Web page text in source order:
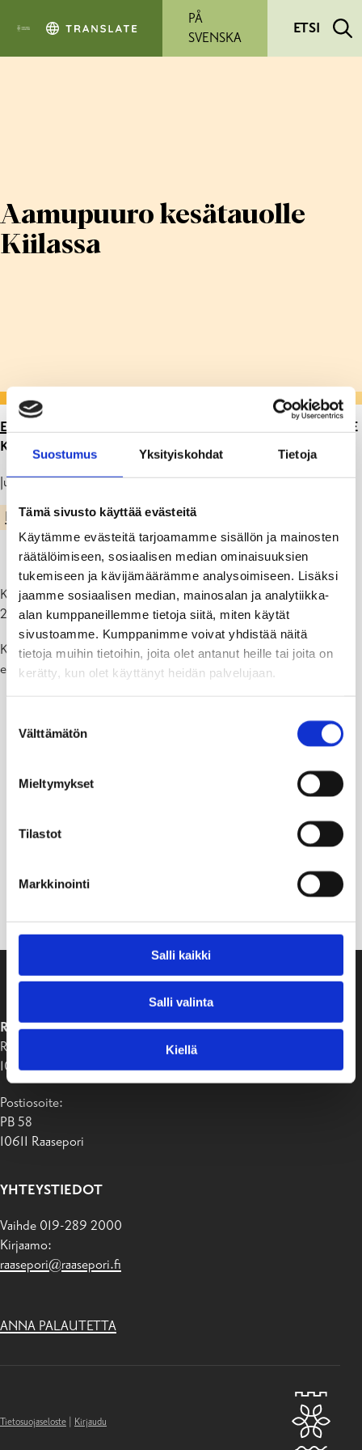
Suostumus Yksityiskohdat Tietoja
Tämä sivusto käyttää evästeitä
Käytämme evästeitä tarjoamamme sisällön ja mainosten
räätälöimiseen, sosiaalisen median ominaisuuksien
tukemiseen ja kävijämäärämme analysoimiseen. Lisäksi
jaamme sosiaalisen median, mainosalan ja analytiikka-
alan kumppaneillemme tietoja siitä, miten käytät
sivustoamme. Kumppanimme voivat yhdistää näitä
tietoja muihin tietoihin, joita olet antanut heille tai joita on
kerätty, kun olet käyttänyt heidän palvelujaan.
valinta
Välttämätön
Mieltymykset
Tilastot
Markkinointi
Salli kaikki
Salli valinta
Kiellä
PÅ
SVENSKA
ETSI
Aamupuuro kesätauolle
Kiilassa
ETUSIVU
AAMUPUURO KESÄTAUOLLE
KIILASSA
Julkaistu: 19.05.22
KIILAN KOULU
Kiilan koulun aamupuuron tarjoilu jää jo viikkolla 21 kesätauolle.
23.5.-4.6. ei siis valitettavasti tarjoilla puuroa.
Keittiön väki toivottaa kaikille oikein hyvää kesää, tavataan taas
elokuussa!
RAASEPORIN KAUPUNKI
Raaseporintie 37
10650 Tammisaari
Postiosoite:
PB 58
10611 Raasepori
YHTEYSTIEDOT
Vaihde 019-289 2000
Kirjaamo:
raasepori@raasepori.fi
ANNA PALAUTETTA
Tietosuojaseloste Kirjaudu